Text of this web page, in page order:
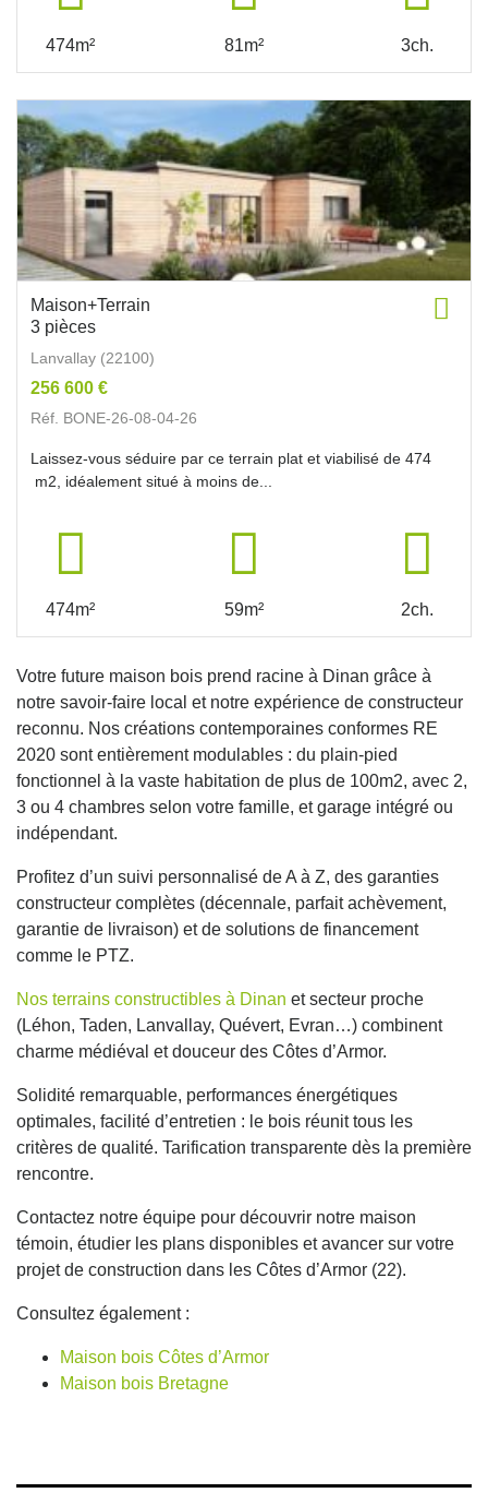
474m² 81m² 3ch.
Maison+Terrain
3 pièces
Lanvallay (22100)
256 600 €
Réf. BONE-26-08-04-26
Laissez-vous séduire par ce terrain plat et viabilisé de 474
m2, idéalement situé à moins de...
474m² 59m² 2ch.
Votre future maison bois prend racine à Dinan grâce à
notre savoir-faire local et notre expérience de constructeur
reconnu. Nos créations contemporaines conformes RE
2020 sont entièrement modulables : du plain-pied
fonctionnel à la vaste habitation de plus de 100m2, avec 2,
3 ou 4 chambres selon votre famille, et garage intégré ou
indépendant.
Profitez d’un suivi personnalisé de A à Z, des garanties
constructeur complètes (décennale, parfait achèvement,
garantie de livraison) et de solutions de financement
comme le PTZ.
Nos terrains constructibles à Dinan et secteur proche
(Léhon, Taden, Lanvallay, Quévert, Evran…) combinent
charme médiéval et douceur des Côtes d’Armor.
Solidité remarquable, performances énergétiques
optimales, facilité d’entretien : le bois réunit tous les
critères de qualité. Tarification transparente dès la première
rencontre.
Contactez notre équipe pour découvrir notre maison
témoin, étudier les plans disponibles et avancer sur votre
projet de construction dans les Côtes d’Armor (22).
Consultez également :
Maison bois Côtes d’Armor
Maison bois Bretagne